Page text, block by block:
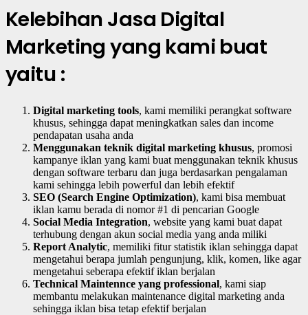
Kelebihan Jasa Digital
Marketing yang kami buat
yaitu :
Digital marketing tools, kami memiliki perangkat software
khusus, sehingga dapat meningkatkan sales dan income
pendapatan usaha anda
Menggunakan teknik digital marketing khusus, promosi
kampanye iklan yang kami buat menggunakan teknik khusus
dengan software terbaru dan juga berdasarkan pengalaman
kami sehingga lebih powerful dan lebih efektif
SEO (Search Engine Optimization), kami bisa membuat
iklan kamu berada di nomor #1 di pencarian Google
Social Media Integration, website yang kami buat dapat
terhubung dengan akun social media yang anda miliki
Report Analytic, memiliki fitur statistik iklan sehingga dapat
mengetahui berapa jumlah pengunjung, klik, komen, like agar
mengetahui seberapa efektif iklan berjalan
Technical Maintennce yang professional, kami siap
membantu melakukan maintenance digital marketing anda
sehingga iklan bisa tetap efektif berjalan